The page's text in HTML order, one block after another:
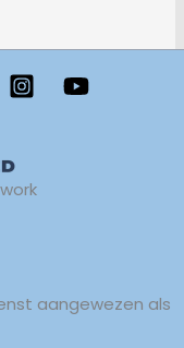
aangewezen als